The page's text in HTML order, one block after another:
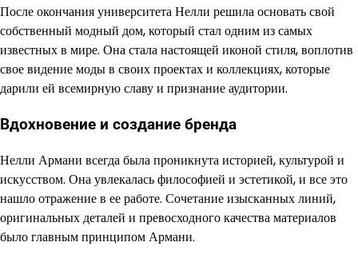
После окончания университета Нелли решила основать свой
собственный модный дом, который стал одним из самых
известных в мире. Она стала настоящей иконой стиля, воплотив
свое видение моды в своих проектах и коллекциях, которые
дарили ей всемирную славу и признание аудитории.
Вдохновение и создание бренда
Нелли Армани всегда была проникнута историей, культурой и
искусством. Она увлекалась философией и эстетикой, и все это
нашло отражение в ее работе. Сочетание изысканных линий,
оригинальных деталей и превосходного качества материалов
было главным принципом Армани.